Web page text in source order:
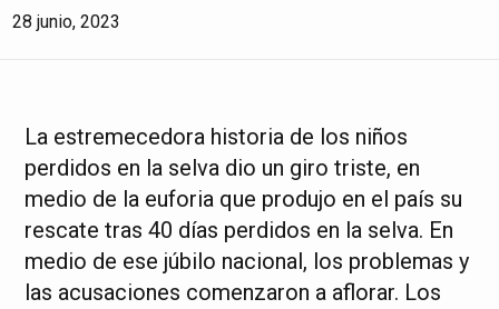
28 junio, 2023
La estremecedora historia de los niños
perdidos en la selva dio un giro triste, en
medio de la euforia que produjo en el país su
rescate tras 40 días perdidos en la selva. En
medio de ese júbilo nacional, los problemas y
las acusaciones comenzaron a aflorar. Los